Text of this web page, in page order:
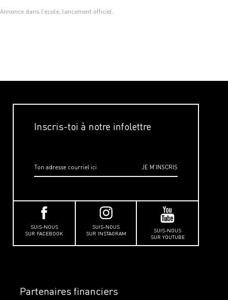
Annonce dans l’école, lancement officiel.
Inscris-toi à notre infolettre
SUIS-NOUS
SUR FACEBOOK
SUIS-NOUS
SUR INSTAGRAM
SUIS-NOUS
SUR YOUTUBE
Partenaires financiers